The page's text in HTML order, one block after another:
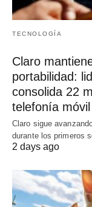
TECNOLOGÍA
Claro
portabilidad:
consolida 22
telefonía móvil
Claro sigue
durante los primeros
2 days ago